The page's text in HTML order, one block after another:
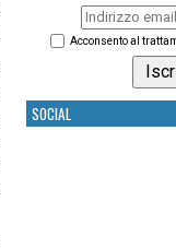
Acconsento al
SOCIAL